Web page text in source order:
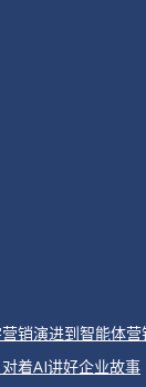
销演进到智能体营
着AI讲好企业故事